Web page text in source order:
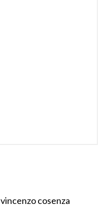
vincenzo cosenza